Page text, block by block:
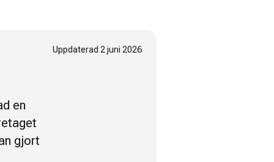
Uppdaterad 2 juni 2026
en
gjort